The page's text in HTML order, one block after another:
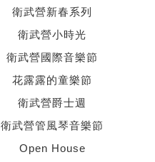
衛武營新春系列
衛武營小時光
衛武營國際音樂節
花露露的童樂節
衛武營爵士週
衛武營管風琴音樂節
Open House